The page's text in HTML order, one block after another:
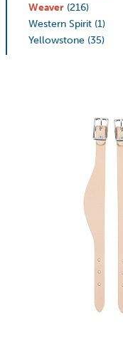
Weaver (216)
Western Spirit (1)
Yellowstone (35)